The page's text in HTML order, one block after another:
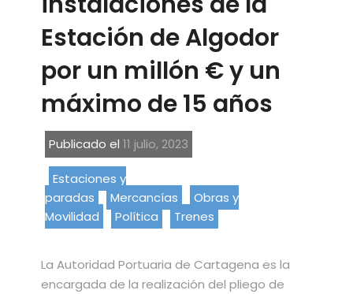
Estación de Algodor
por un millón € y un
máximo de 15 años
Publicado el11 julio, 2023
Estaciones y
paradas
Mercancías
Obras y
Movilidad
Política Trenes
La Autoridad Portuaria de Cartagena es la
encargada de la realización del pliego de